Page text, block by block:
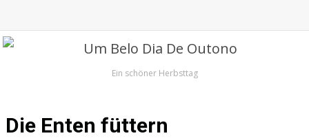
Ein schöner Herbsttag
Die Enten füttern